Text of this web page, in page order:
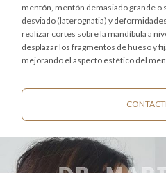
mentón, mentón demasiado grande o
desviado (laterognatia) y
realizar cortes sobre la mandíbula a
desplazar los fragmentos de hueso y
mejorando el aspecto estético del